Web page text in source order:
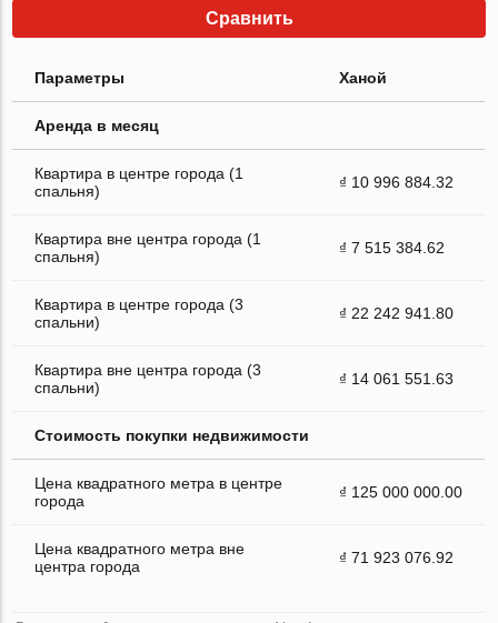
Сравнить
Параметры Ханой
Аренда в месяц
Квартира в центре города (1
спальня)
₫ 10 996 884.32
Квартира вне центра города (1
спальня)
₫ 7 515 384.62
Квартира в центре города (3
спальни)
₫ 22 242 941.80
Квартира вне центра города (3
спальни)
₫ 14 061 551.63
Стоимость покупки недвижимости
Цена квадратного метра в центре
города
₫ 125 000 000.00
Цена квадратного метра вне
центра города
₫ 71 923 076.92